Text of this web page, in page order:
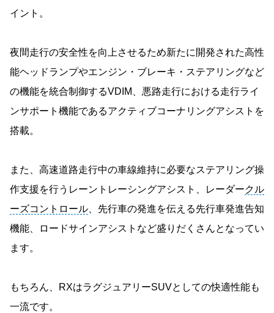
イント。
夜間走行の安全性を向上させるため新たに開発された高性
能ヘッドランプやエンジン・ブレーキ・ステアリングなど
の機能を統合制御するVDIM、悪路走行における走行ライ
ンサポート機能であるアクティブコーナリングアシストを
搭載。
また、高速道路走行中の車線維持に必要なステアリング操
作支援を行うレーントレーシングアシスト、レーダークル
ーズコントロール 、先行車の発進を伝える先行車発進告知
機能、ロードサインアシストなど盛りだくさんとなってい
ます。
もちろん、RXはラグジュアリーSUVとしての快適性能も
一流です。